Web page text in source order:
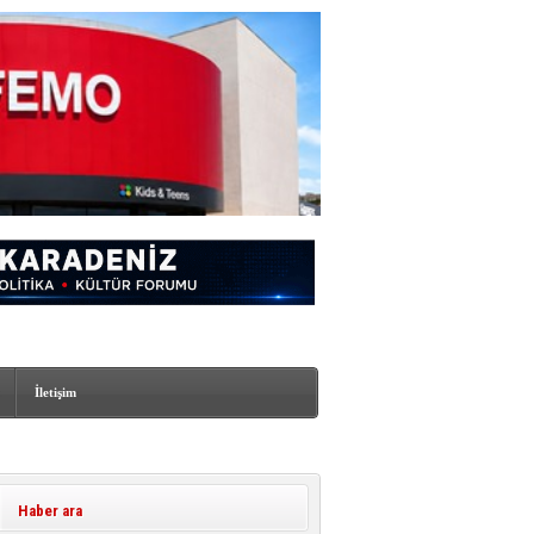
İletişim
Haber ara